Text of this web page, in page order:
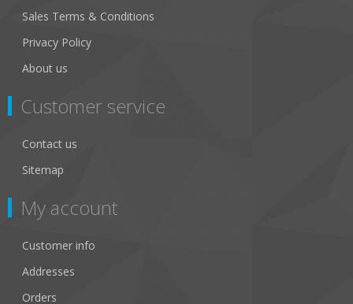
Sales Terms & Conditions
Privacy Policy
About us
Customer service
Contact us
Sitemap
My account
Customer info
Addresses
Orders